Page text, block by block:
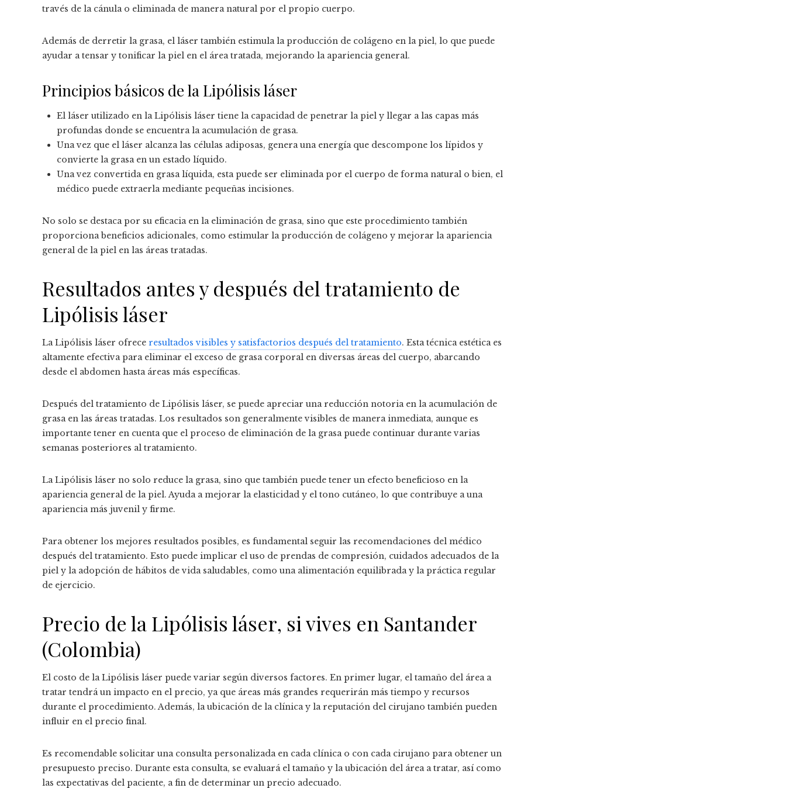
través de la cánula o eliminada de manera natural por el propio cuerpo.
Además de derretir la grasa, el láser también estimula la producción de colágeno en la piel, lo que puede
ayudar a tensar y tonificar la piel en el área tratada, mejorando la apariencia general.
Principios básicos de la Lipólisis láser
El láser utilizado en la Lipólisis láser tiene la capacidad de penetrar la piel y llegar a las capas más
profundas donde se encuentra la acumulación de grasa.
Una vez que el láser alcanza las células adiposas, genera una energía que descompone los lípidos y
convierte la grasa en un estado líquido.
Una vez convertida en grasa líquida, esta puede ser eliminada por el cuerpo de forma natural o bien, el
médico puede extraerla mediante pequeñas incisiones.
No solo se destaca por su eficacia en la eliminación de grasa, sino que este procedimiento también
proporciona beneficios adicionales, como estimular la producción de colágeno y mejorar la apariencia
general de la piel en las áreas tratadas.
Resultados antes y después del tratamiento de
Lipólisis láser
La Lipólisis láser ofrece resultados visibles y satisfactorios después del tratamiento. Esta técnica estética es
altamente efectiva para eliminar el exceso de grasa corporal en diversas áreas del cuerpo, abarcando
desde el abdomen hasta áreas más específicas.
Después del tratamiento de Lipólisis láser, se puede apreciar una reducción notoria en la acumulación de
grasa en las áreas tratadas. Los resultados son generalmente visibles de manera inmediata, aunque es
importante tener en cuenta que el proceso de eliminación de la grasa puede continuar durante varias
semanas posteriores al tratamiento.
La Lipólisis láser no solo reduce la grasa, sino que también puede tener un efecto beneficioso en la
apariencia general de la piel. Ayuda a mejorar la elasticidad y el tono cutáneo, lo que contribuye a una
apariencia más juvenil y firme.
Para obtener los mejores resultados posibles, es fundamental seguir las recomendaciones del médico
después del tratamiento. Esto puede implicar el uso de prendas de compresión, cuidados adecuados de la
piel y la adopción de hábitos de vida saludables, como una alimentación equilibrada y la práctica regular
de ejercicio.
Precio de la Lipólisis láser, si vives en Santander
(Colombia)
El costo de la Lipólisis láser puede variar según diversos factores. En primer lugar, el tamaño del área a
tratar tendrá un impacto en el precio, ya que áreas más grandes requerirán más tiempo y recursos
durante el procedimiento. Además, la ubicación de la clínica y la reputación del cirujano también pueden
influir en el precio final.
Es recomendable solicitar una consulta personalizada en cada clínica o con cada cirujano para obtener un
presupuesto preciso. Durante esta consulta, se evaluará el tamaño y la ubicación del área a tratar, así como
las expectativas del paciente, a fin de determinar un precio adecuado.